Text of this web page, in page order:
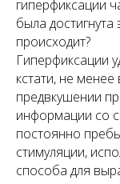
гиперфиксации
была достигнута
происходит?
Гиперфиксации
кстати, не
предвкушении
информации со
постоянно
стимуляции,
способа для